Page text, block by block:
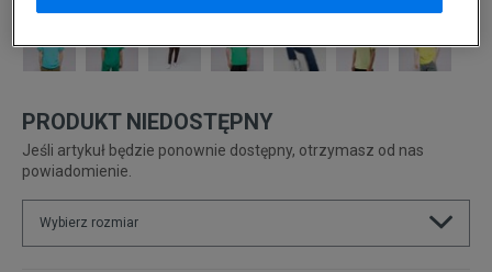
PRODUKT NIEDOSTĘPNY
Jeśli artykuł będzie ponownie dostępny, otrzymasz od nas
powiadomienie.
Wybierz rozmiar